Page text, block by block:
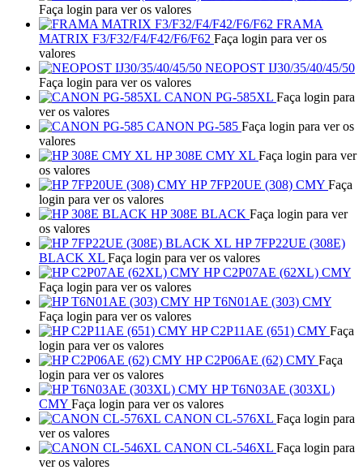
Faça login para ver os valores
FRAMA
MATRIX F3/F32/F4/F42/F6/F62 Faça login para ver os
valores
NEOPOST IJ30/35/40/45/50
Faça login para ver os valores
CANON PG-585XL Faça login para
ver os valores
CANON PG-585 Faça login para ver os
valores
HP 308E CMY XL Faça login para ver
os valores
HP 7FP20UE (308) CMY Faça
login para ver os valores
HP 308E BLACK Faça login para ver
os valores
HP 7FP22UE (308E)
BLACK XL Faça login para ver os valores
HP C2P07AE (62XL) CMY
Faça login para ver os valores
HP T6N01AE (303) CMY
Faça login para ver os valores
HP C2P11AE (651) CMY Faça
login para ver os valores
HP C2P06AE (62) CMY Faça
login para ver os valores
HP T6N03AE (303XL)
CMY Faça login para ver os valores
CANON CL-576XL Faça login para
ver os valores
CANON CL-546XL Faça login para
ver os valores